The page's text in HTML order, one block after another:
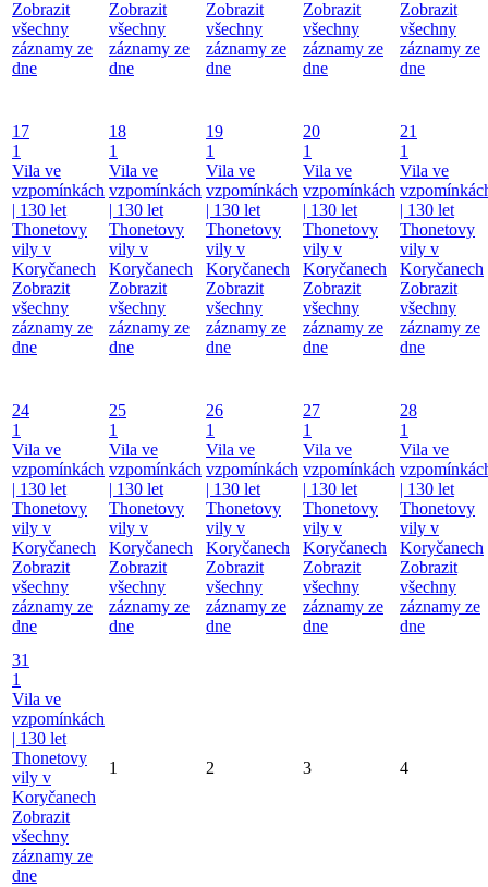
Zobrazit
všechny
záznamy ze
dne
Zobrazit
všechny
záznamy ze
dne
Zobrazit
všechny
záznamy ze
dne
Zobrazit
všechny
záznamy ze
dne
Zobrazit
všechny
záznamy ze
dne
17
1
Vila ve
vzpomínkách
| 130 let
Thonetovy
vily v
Koryčanech
Zobrazit
všechny
záznamy ze
dne
18
1
Vila ve
vzpomínkách
| 130 let
Thonetovy
vily v
Koryčanech
Zobrazit
všechny
záznamy ze
dne
19
1
Vila ve
vzpomínkách
| 130 let
Thonetovy
vily v
Koryčanech
Zobrazit
všechny
záznamy ze
dne
20
1
Vila ve
vzpomínkách
| 130 let
Thonetovy
vily v
Koryčanech
Zobrazit
všechny
záznamy ze
dne
21
1
Vila ve
| 130 let
Thonetovy
vily v
Koryčanech
Zobrazit
všechny
záznamy ze
dne
24
1
Vila ve
vzpomínkách
| 130 let
Thonetovy
vily v
Koryčanech
Zobrazit
všechny
záznamy ze
dne
25
1
Vila ve
vzpomínkách
| 130 let
Thonetovy
vily v
Koryčanech
Zobrazit
všechny
záznamy ze
dne
26
1
Vila ve
vzpomínkách
| 130 let
Thonetovy
vily v
Koryčanech
Zobrazit
všechny
záznamy ze
dne
27
1
Vila ve
vzpomínkách
| 130 let
Thonetovy
vily v
Koryčanech
Zobrazit
všechny
záznamy ze
dne
28
1
Vila ve
| 130 let
Thonetovy
vily v
Koryčanech
Zobrazit
všechny
záznamy ze
dne
31
1
Vila ve
vzpomínkách
| 130 let
Thonetovy
vily v
Koryčanech
Zobrazit
všechny
záznamy ze
dne
1 2 3 4